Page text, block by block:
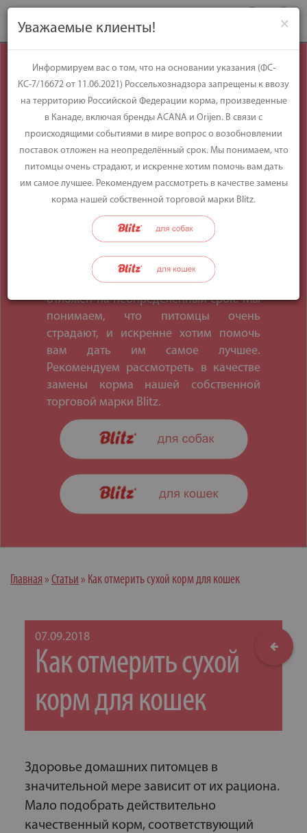
Уважаемые
клиенты!
Информируем вас о том, что на
основании указания (ФС-КС-7/16672 от
11.06.2021) Россельхознадзора
запрещены к ввозу на территорию
Российской Федерации корма,
произведенные в Канаде, включая
происходящими событиями в мире
вопрос о возобновлении поставок
отложен на неопределённый срок. Мы
понимаем, что питомцы очень
страдают, и искренне хотим помочь
вам дать им самое лучшее.
Рекомендуем рассмотреть в качестве
замены корма нашей собственной
торговой марки Blitz.
Главная » Статьи » Как отмерить сухой корм для кошек
07.09.2018
Как отмерить сухой
корм для кошек
Здоровье домашних питомцев в
значительной мере зависит от их рациона.
Мало подобрать действительно
качественный корм, соответствующий
×
Уважаемые клиенты!
Информируем вас о том, что на основании указания (ФС-
КС-7/16672 от 11.06.2021) Россельхознадзора запрещены к ввозу
на территорию Российской Федерации корма, произведенные
в Канаде, включая бренды ACANA и Orijen. В связи с
происходящими событиями в мире вопрос о возобновлении
поставок отложен на неопределённый срок. Мы понимаем, что
питомцы очень страдают, и искренне хотим помочь вам дать
им самое лучшее. Рекомендуем рассмотреть в качестве замены
корма нашей собственной торговой марки Blitz.